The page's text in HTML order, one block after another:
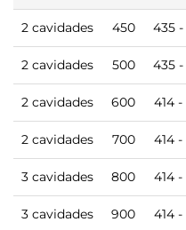
2 cavidades 450 435
2 cavidades 500 435
2 cavidades 600 414
2 cavidades 700 414
3 cavidades 800 414
3 cavidades 900 414